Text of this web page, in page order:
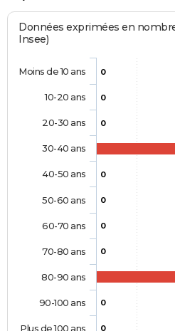
Données exprimées en
Insee)
0
0
0
0
0
0
0
0
0
Moins de 10 ans
10-20 ans
20-30 ans
30-40 ans
40-50 ans
50-60 ans
60-70 ans
70-80 ans
80-90 ans
90-100 ans
Plus de 100 ans